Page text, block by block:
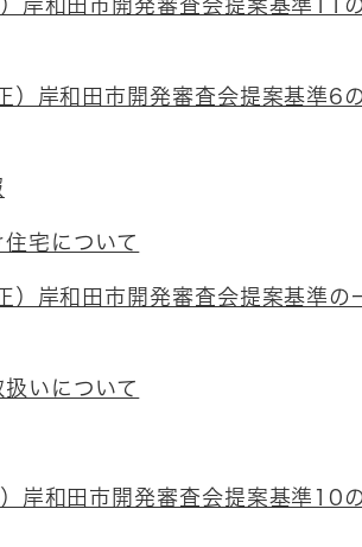
岸和田市開発審査会提案基準11
）岸和田市開発審査会提案基準6
宅について
）岸和田市開発審査会提案基準の
いについて
岸和田市開発審査会提案基準10